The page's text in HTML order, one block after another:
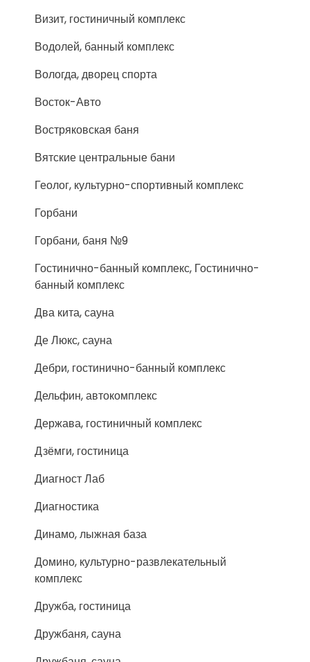
Визит, гостиничный комплекс
Водолей, банный комплекс
Вологда, дворец спорта
Восток-Авто
Востряковская баня
Вятские центральные бани
Геолог, культурно-спортивный комплекс
Горбани
Горбани, баня №9
Гостинично-банный комплекс, Гостинично-
банный комплекс
Два кита, сауна
Де Люкс, сауна
Дебри, гостинично-банный комплекс
Дельфин, автокомплекс
Держава, гостиничный комплекс
Дзёмги, гостиница
Диагност Лаб
Диагностика
Динамо, лыжная база
Домино, культурно-развлекательный
комплекс
Дружба, гостиница
Дружбаня, сауна